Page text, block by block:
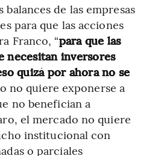
de las empresas
para que las acciones
Franco, “para que las
necesitan inversores
quizá por ahora no se
no quiere exponerse a
no benefician a
el mercado no quiere
institucional con
o parciales